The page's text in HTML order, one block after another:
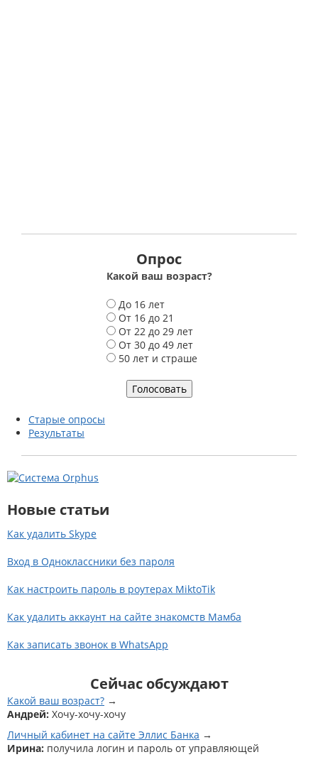
Опрос
Какой ваш возраст?
В
а
р
и
а
До 16 лет
От 16 до 21
От 22 до 29 лет
От 30 до 49 лет
50 лет и страше
Старые опросы
Результаты
Новые статьи
Как удалить Skype
Вход в Одноклассники без пароля
Как настроить пароль в роутерах MiktoTik
Как удалить аккаунт на сайте знакомств Мамба
Как записать звонок в WhatsApp
Сейчас обсуждают
Какой ваш возраст?
Андрей: Хочу-хочу-хочу
Личный кабинет на сайте Эллис Банка
Ирина: получила логин и пароль от управляющей